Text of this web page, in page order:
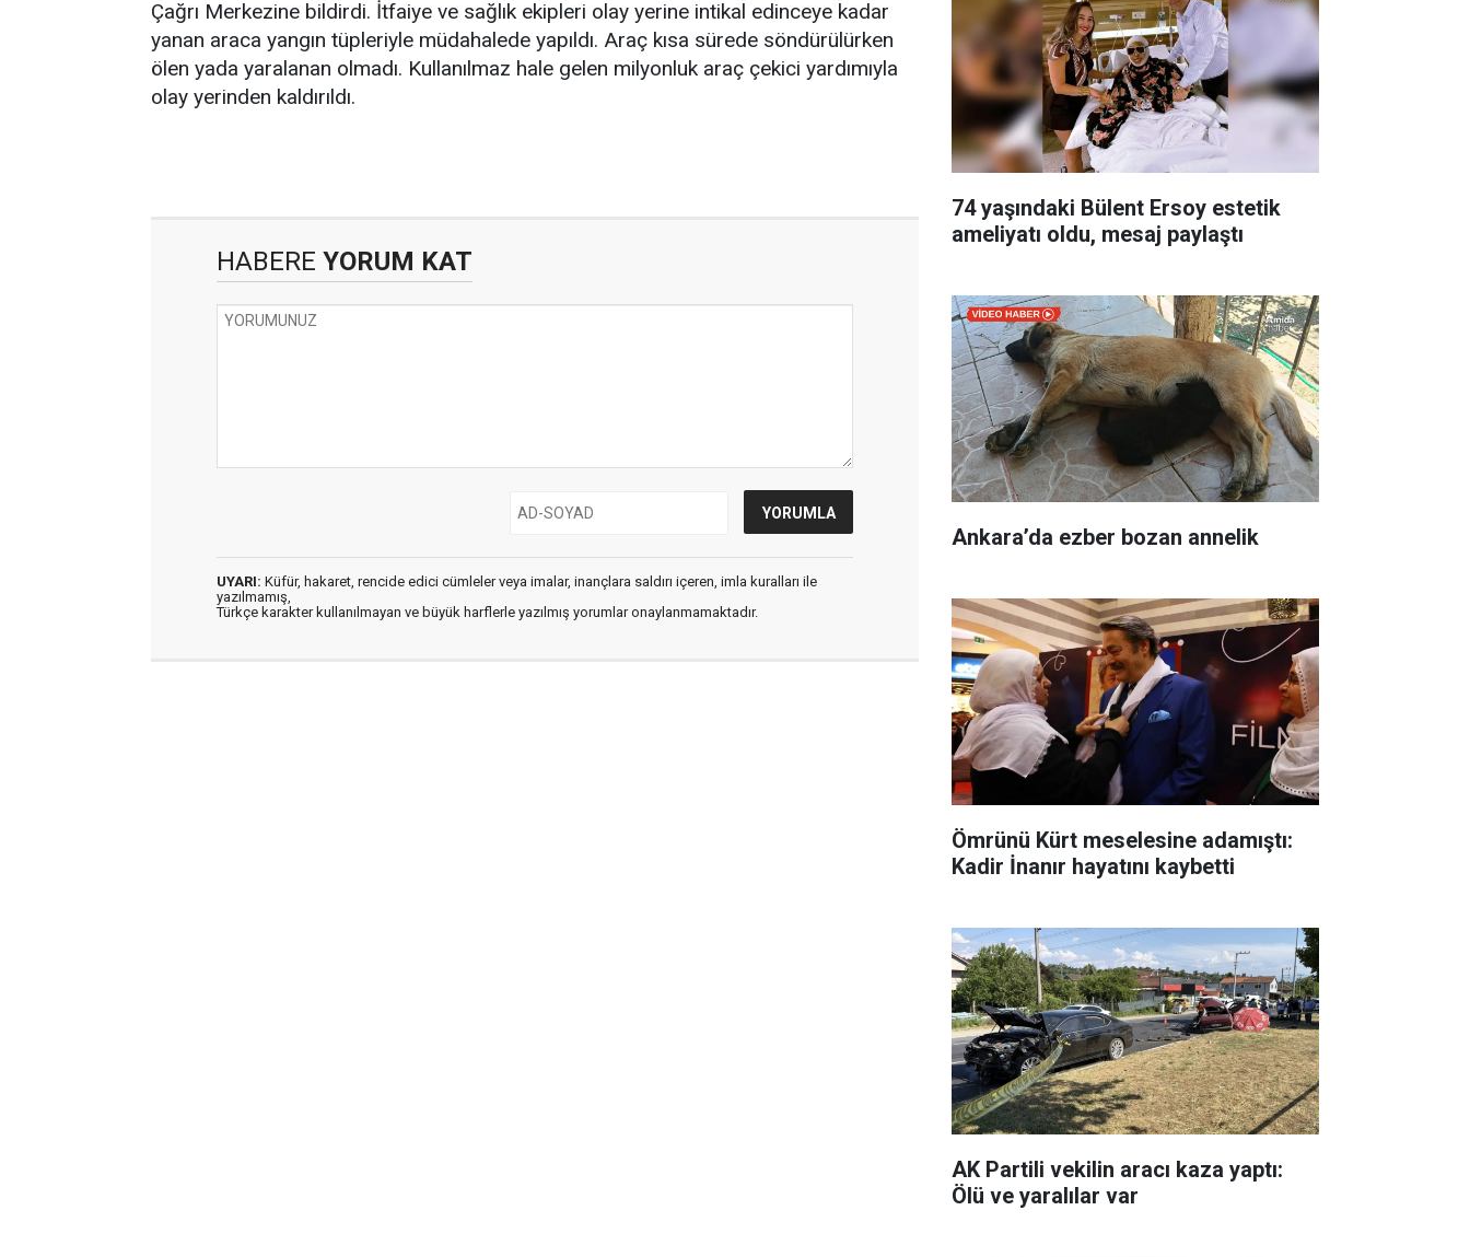
Çağrı Merkezine bildirdi. İtfaiye ve sağlık ekipleri olay yerine intikal edinceye kadar
yanan araca yangın tüpleriyle müdahalede yapıldı. Araç kısa sürede söndürülürken
ölen yada yaralanan olmadı. Kullanılmaz hale gelen milyonluk araç çekici yardımıyla
olay yerinden kaldırıldı.
HABERE YORUM KAT
UYARI: Küfür, hakaret, rencide edici cümleler veya imalar, inançlara saldırı içeren, imla kuralları ile
yazılmamış,
Türkçe karakter kullanılmayan ve büyük harflerle yazılmış yorumlar onaylanmamaktadır.
74 yaşındaki Bülent Ersoy estetik
ameliyatı oldu, mesaj paylaştı
Ankara’da ezber bozan annelik
Ömrünü Kürt meselesine adamıştı:
Kadir İnanır hayatını kaybetti
AK Partili vekilin aracı kaza yaptı:
Ölü ve yaralılar var